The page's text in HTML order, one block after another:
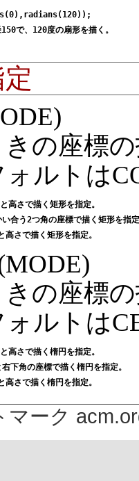
の座標
ルトは
高さで描く矩形を指定。
合う2つ角の座標で描く矩形を指
の座標
ルトは
高さで描く楕円を指定。
角の座標で描く楕円を指定。
マーク